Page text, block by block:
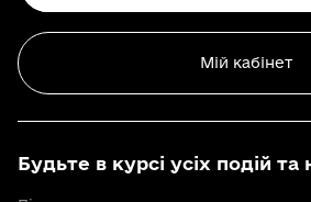
Мій кабінет
Будьте в курсі усіх подій та